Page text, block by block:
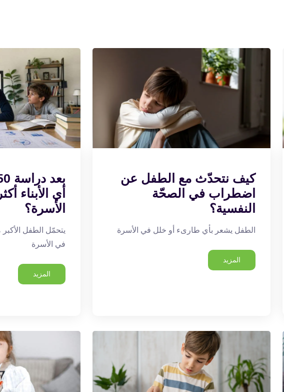
كيف نتحدّث مع الطفل عن
اضطراب في الصحّة
النفسية؟
الطفل يشعر بأي طارىء أو خلل في الأسرة
المزيد
أي الأبناء
الأسرة؟
يتحمّل الطفل
في الأسرة
المزيد